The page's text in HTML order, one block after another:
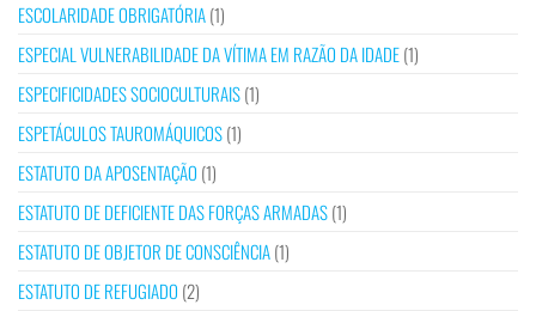
ESCOLARIDADE OBRIGATÓRIA(1)
ESPECIAL VULNERABILIDADE DA VÍTIMA EM RAZÃO DA IDADE(1)
ESPECIFICIDADES SOCIOCULTURAIS(1)
ESPETÁCULOS TAUROMÁQUICOS(1)
ESTATUTO DA APOSENTAÇÃO (1)
ESTATUTO DE DEFICIENTE DAS FORÇAS ARMADAS(1)
ESTATUTO DE OBJETOR DE CONSCIÊNCIA(1)
ESTATUTO DE REFUGIADO (2)